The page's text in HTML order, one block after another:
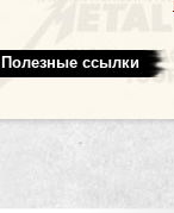
Полезные ссылки